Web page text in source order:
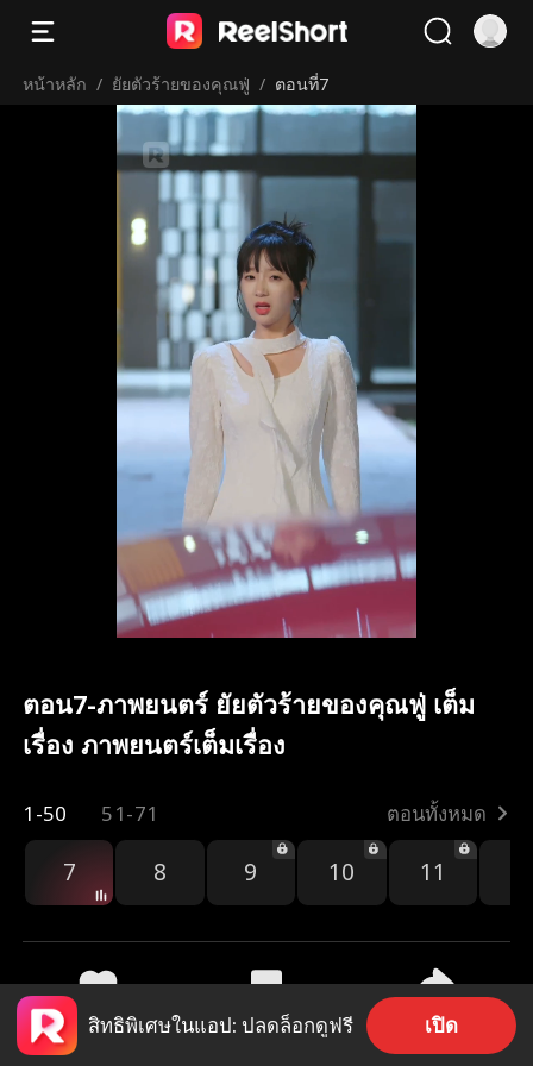
หน้าหลัก / ยัยตัวร้ายของคุณฟู่ / ตอนที่7
ตอน7-ภาพยนตร์ ยัยตัวร้ายของคุณฟู่ เต็ม
เรื่อง ภาพยนตร์เต็มเรื่อง
1-50 51-71 ตอนทั้งหมด
7 8 9 10 11
270 15.7k แชร์
สิทธิพิเศษในแอป: ปลดล็อกดูฟรี เปิด